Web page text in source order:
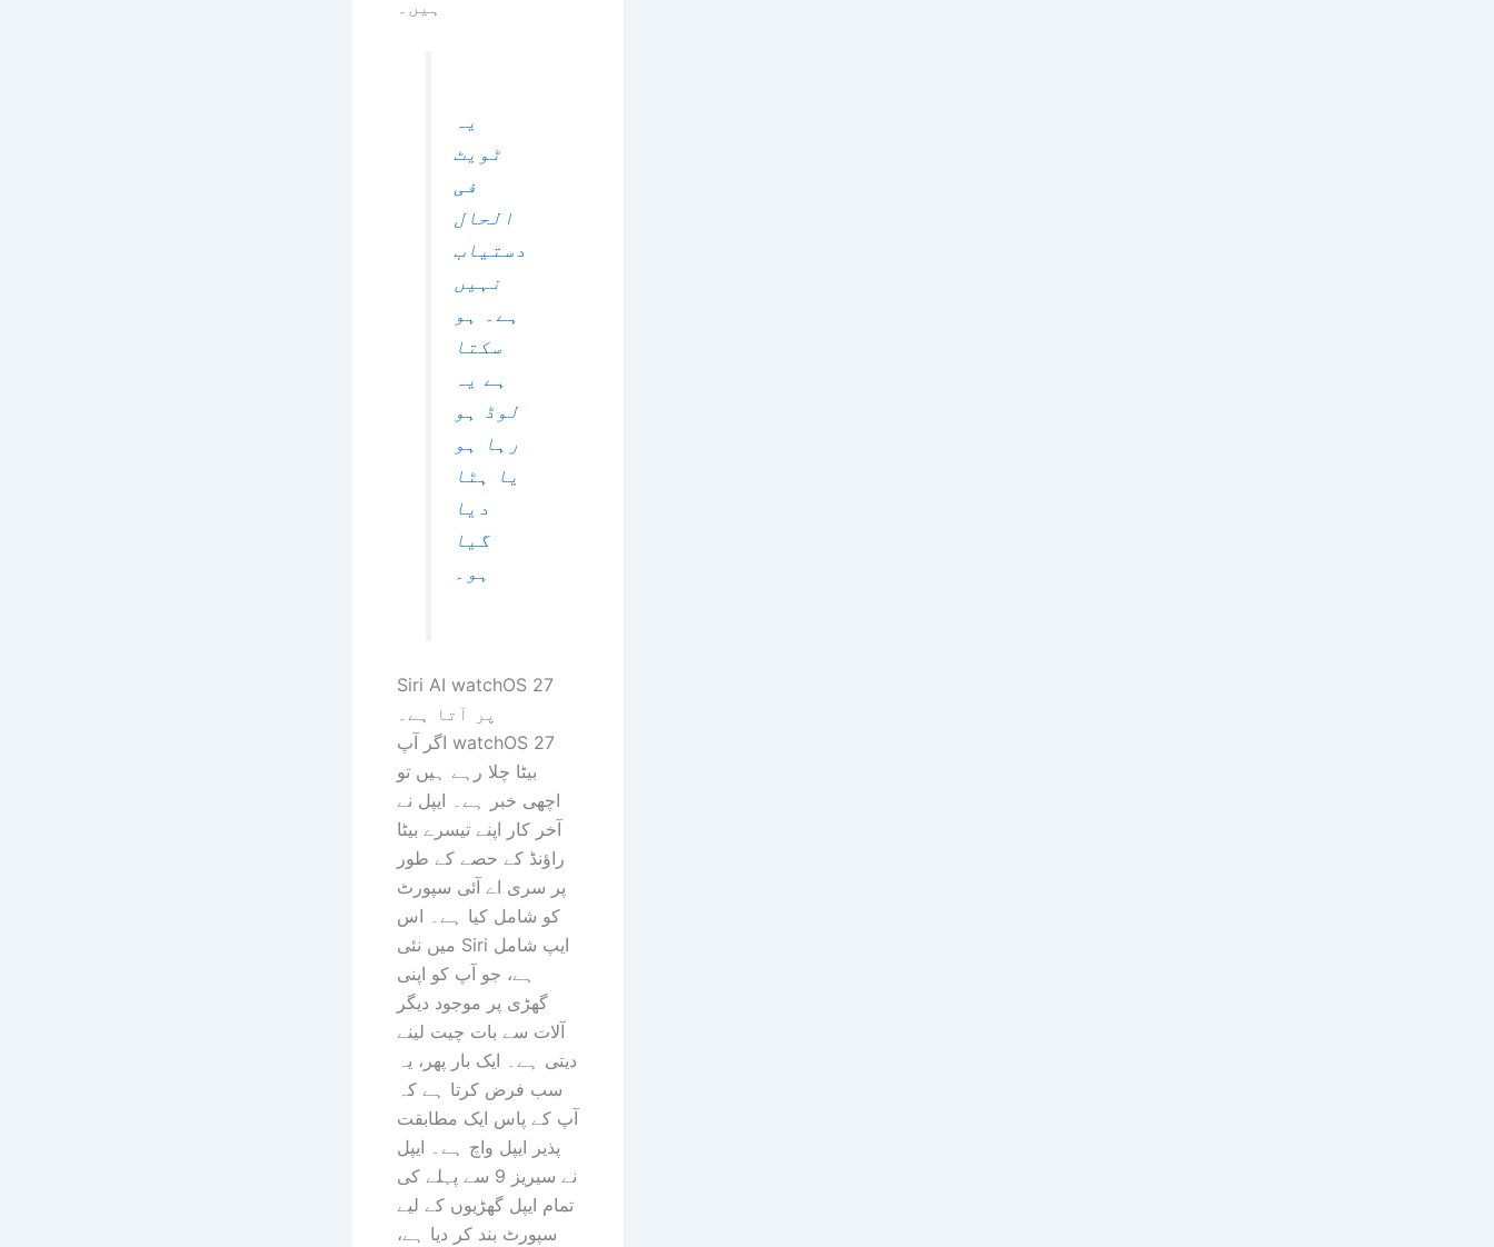
ہیں۔
یہ
ٹویٹ
فی
الحال
دستیاب
نہیں
ہے۔ ہو
سکتا
ہے یہ
لوڈ ہو
رہا ہو
یا ہٹا
دیا
گیا
ہو۔
Siri AI watchOS 27
پر آتا ہے۔
اگر آپ watchOS 27
بیٹا چلا رہے ہیں تو
اچھی خبر ہے۔ ایپل نے
آخر کار اپنے تیسرے بیٹا
راؤنڈ کے حصے کے طور
پر سری اے آئی سپورٹ
کو شامل کیا ہے۔ اس
میں نئی ​​Siri ایپ شامل
ہے، جو آپ کو اپنی
گھڑی پر موجود دیگر
آلات سے بات چیت لینے
دیتی ہے۔ ایک بار پھر، یہ
سب فرض کرتا ہے کہ
آپ کے پاس ایک مطابقت
پذیر ایپل واچ ہے۔ ایپل
نے سیریز 9 سے پہلے کی
تمام ایپل گھڑیوں کے لیے
سپورٹ بند کر دیا ہے،